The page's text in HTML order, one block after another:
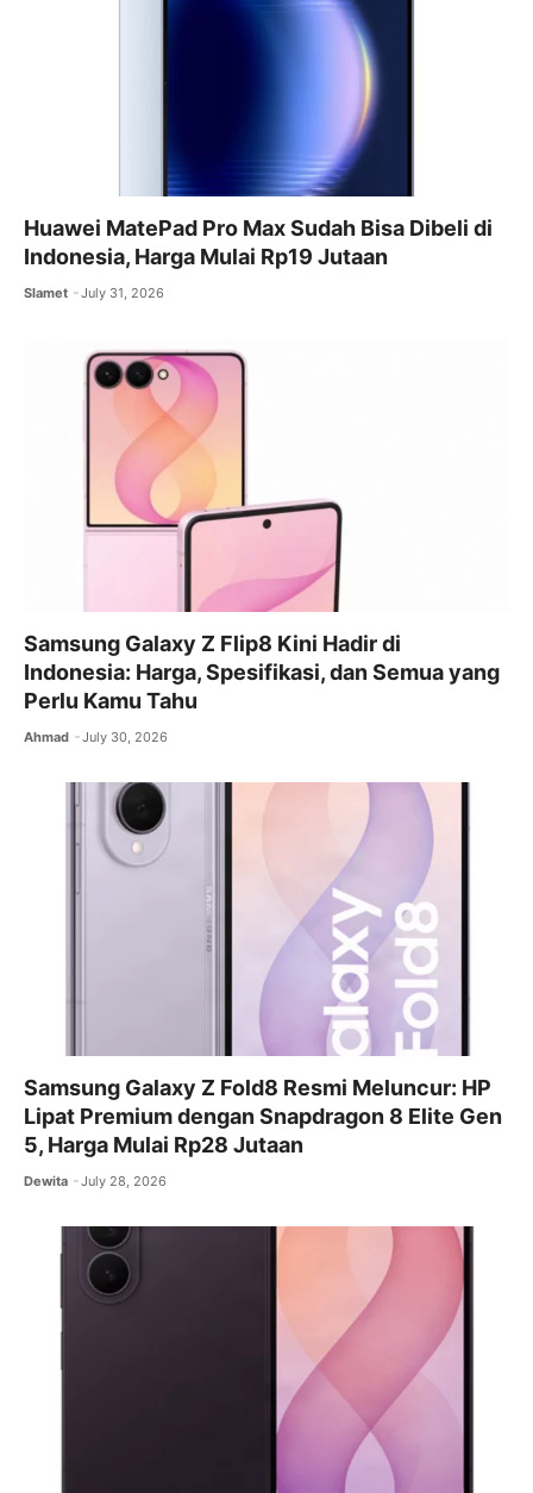
Huawei MatePad Pro Max Sudah Bisa Dibeli di
Indonesia, Harga Mulai Rp19 Jutaan
Slamet July 31, 2026
Samsung Galaxy Z Flip8 Kini Hadir di
Indonesia: Harga, Spesifikasi, dan Semua yang
Perlu Kamu Tahu
Ahmad July 30, 2026
Samsung Galaxy Z Fold8 Resmi Meluncur: HP
Lipat Premium dengan Snapdragon 8 Elite Gen
5, Harga Mulai Rp28 Jutaan
Dewita July 28, 2026